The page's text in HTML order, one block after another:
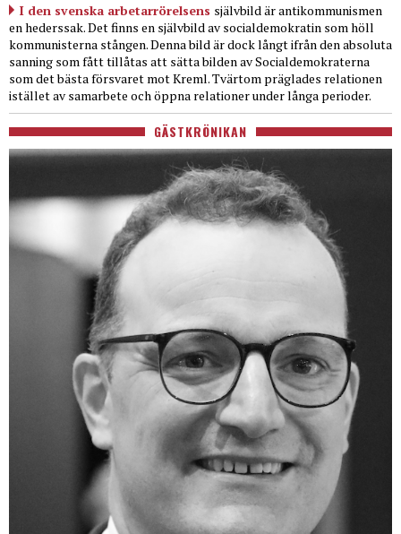
I den svenska arbetarrörelsens självbild är antikommunismen
en hederssak. Det finns en självbild av socialdemokratin som höll
kommunisterna stången. Denna bild är dock långt ifrån den absoluta
sanning som fått tillåtas att sätta bilden av Socialdemokraterna
som det bästa försvaret mot Kreml. Tvärtom präglades relationen
istället av samarbete och öppna relationer under långa perioder.
GÄSTKRÖNIKAN